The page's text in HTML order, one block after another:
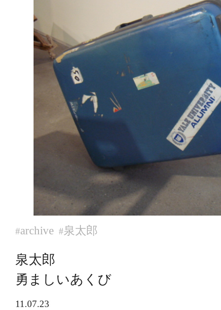
#archive #泉太郎
泉太郎
勇ましいあくび
11.07.23